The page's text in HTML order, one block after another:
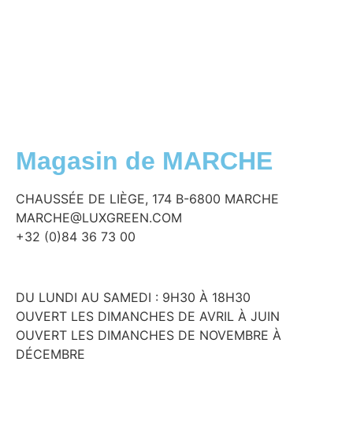
Magasin de MARCHE
CHAUSSÉE DE LIÈGE, 174 B-6800 MARCHE
MARCHE@LUXGREEN.COM
+32 (0)84 36 73 00
DU LUNDI AU SAMEDI : 9H30 À 18H30
OUVERT LES DIMANCHES DE AVRIL À JUIN
OUVERT LES DIMANCHES DE NOVEMBRE À
DÉCEMBRE